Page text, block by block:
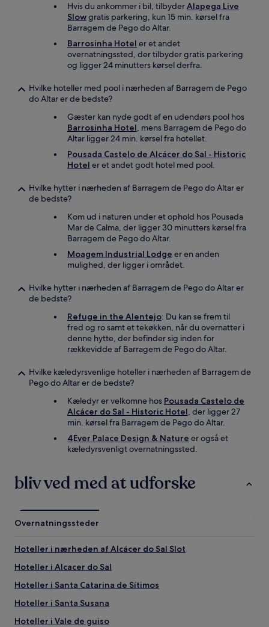
Hvis du ankommer i bil, tilbyderAlapega Live
Slowgratis parkering, kun 15 min. kørsel fra
Barragem de Pego do Altar.
Barrosinha Hotel er et andet
overnatningssted, der tilbyder gratis parkering
og ligger 24 minutters kørsel derfra.
Hvilke hoteller med pool i nærheden af Barragem de Pego
do Altar er de bedste?
Gæster kan nyde godt af en udendørs pool hos
Barrosinha Hotel, mens Barragem de Pego do
Altar ligger 24 min. kørsel fra hotellet.
Pousada Castelo de Alcácer do Sal - Historic
Hotel er et andet godt hotel med pool.
Hvilke hytter i nærheden af Barragem de Pego do Altar er
de bedste?
Kom ud i naturen under et ophold hos Pousada
Mar de Calma, der ligger 30 minutters kørsel fra
Barragem de Pego do Altar.
Moagem Industrial Lodge er en anden
mulighed, der ligger i området.
Hvilke hytter i nærheden af Barragem de Pego do Altar er
de bedste?
Refuge in the Alentejo: Du kan se frem til
fred og ro samt et tekøkken, når du overnatter i
denne hytte, der befinder sig inden for
rækkevidde af Barragem de Pego do Altar.
Hvilke kæledyrsvenlige hoteller i nærheden af Barragem de
Pego do Altar er de bedste?
Kæledyr er velkomne hos Pousada Castelo de
Alcácer do Sal - Historic Hotel, der ligger 27
min. kørsel fra Barragem de Pego do Altar.
4Ever Palace Design & Nature er også et
kæledyrsvenligt overnatningssted.
bliv ved med at udforske
Overnatningssteder
Hoteller i nærheden af Alcácer do Sal Slot
Hoteller i Alcacer do Sal
Hoteller i Santa Catarina de Sítimos
Hoteller i Santa Susana
Hoteller i Vale de guiso